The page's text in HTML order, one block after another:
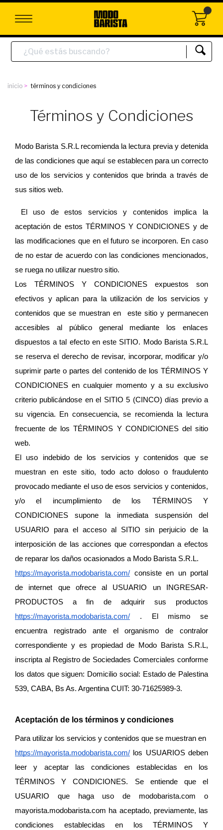
inicio términos y condiciones
Términos y Condiciones
Modo Barista S.R.L recomienda la lectura previa y detenida
de las condiciones que aquí se establecen para un correcto
uso de los servicios y contenidos que brinda a través de
sus sitios web.
El uso de estos servicios y contenidos implica la
aceptación de estos TÉRMINOS Y CONDICIONES y de
las modificaciones que en el futuro se incorporen. En caso
de no estar de acuerdo con las condiciones mencionados,
se ruega no utilizar nuestro sitio.
Los TÉRMINOS Y CONDICIONES expuestos son
efectivos y aplican para la utilización de los servicios y
contenidos que se muestran en  este sitio y permanecen
accesibles al público general mediante los enlaces
dispuestos a tal efecto en este SITIO. Modo Barista S.R.L
se reserva el derecho de revisar, incorporar, modificar y/o
suprimir parte o partes del contenido de los TÉRMINOS Y
CONDICIONES en cualquier momento y a su exclusivo
criterio publicándose en el SITIO 5 (CINCO) días previo a
su vigencia. En consecuencia, se recomienda la lectura
frecuente de los TÉRMINOS Y CONDICIONES del sitio
web.
El uso indebido de los servicios y contenidos que se
muestran en este sitio, todo acto doloso o fraudulento
provocado mediante el uso de esos servicios y contenidos,
y/o el incumplimiento de los TÉRMINOS Y
CONDICIONES supone la inmediata suspensión del
USUARIO para el acceso al SITIO sin perjuicio de la
interposición de las acciones que correspondan a efectos
de reparar los daños ocasionados a Modo Barista S.R.L.
https://mayorista.modobarista.com/ consiste en un portal
de internet que ofrece al USUARIO un INGRESAR-
https://mayorista.modobarista.com/ . El mismo se
encuentra registrado ante el organismo de contralor
correspondiente y es propiedad de Modo Barista S.R.L,
inscripta al Registro de Sociedades Comerciales conforme
los datos que siguen: Domicilio social: Estado de Palestina
539, CABA, Bs As. Argentina CUIT: 30-71625989-3.
Aceptación de los términos y condiciones
https://mayorista.modobarista.com/ los USUARIOS deben
leer y aceptar las condiciones establecidas en los
TÉRMINOS Y CONDICIONES. Se entiende que el
mayorista.modobarista.com ha aceptado, previamente, las
condiciones establecidas en los TÉRMINOS Y